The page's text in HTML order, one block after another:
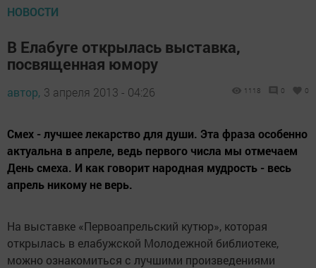
НОВОСТИ
В Елабуге открылась выставка,
посвященная юмору
автор, 3 апреля 2013 - 04:26 1118 0 0
Смех - лучшее лекарство для души. Эта фраза особенно
актуальна в апреле, ведь первого числа мы отмечаем
День смеха. И как говорит народная мудрость - весь
апрель никому не верь.
На выставке «Первоапрельский кутюр», которая
открылась в елабужской Молодежной библиотеке,
можно ознакомиться с лучшими произведениями